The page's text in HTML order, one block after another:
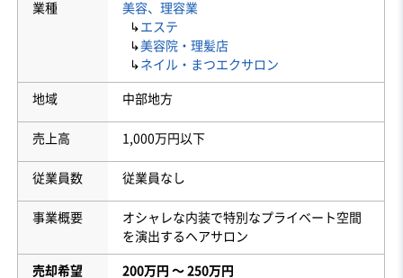
業種
美容、理容業
↳ エステ
↳美容院・理髪店
↳ ネイル・まつエクサロン
地域 中部地方
売上高 1,000万円以下
従業員数 従業員なし
事業概要
オシャレな内装で特別なプライベート空間
を演出するヘアサロン
売却希望
200万円 〜 250万円